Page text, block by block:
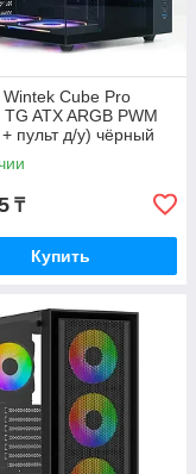
Wintek Cube Pro
ATX ARGB PWM
+ пульт д/у) чёрный
₸
Купить